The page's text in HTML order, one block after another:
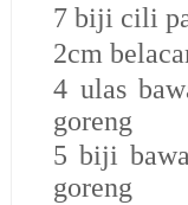
7 biji cili
2cm
4 ulas
goreng
5 biji
goreng